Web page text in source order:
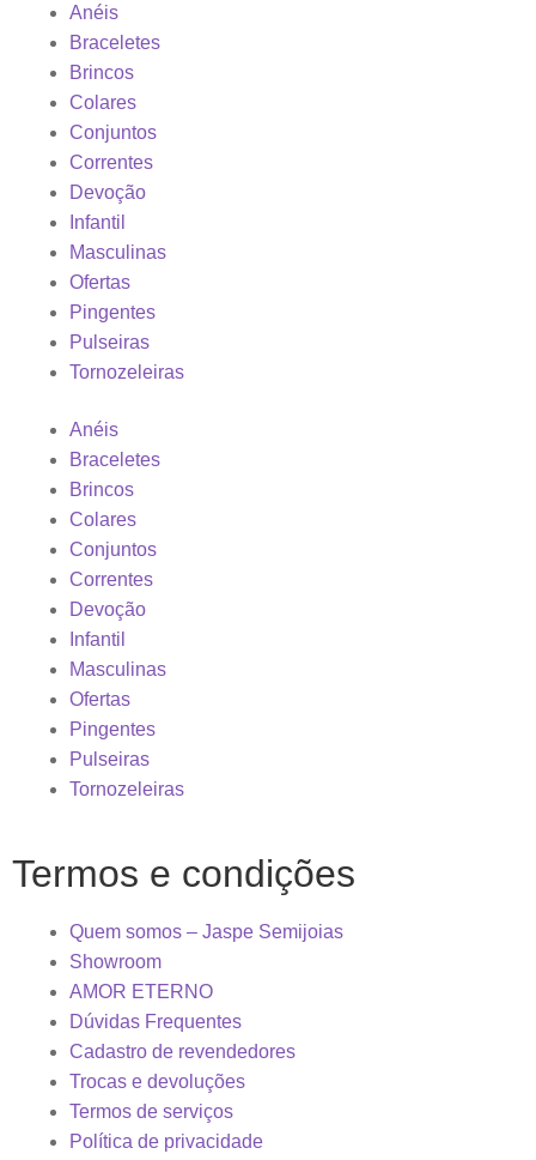
Anéis
Braceletes
Brincos
Colares
Conjuntos
Correntes
Devoção
Infantil
Masculinas
Ofertas
Pingentes
Pulseiras
Tornozeleiras
Anéis
Braceletes
Brincos
Colares
Conjuntos
Correntes
Devoção
Infantil
Masculinas
Ofertas
Pingentes
Pulseiras
Tornozeleiras
Termos e condições
Quem somos – Jaspe Semijoias
Showroom
AMOR ETERNO
Dúvidas Frequentes
Cadastro de revendedores
Trocas e devoluções
Termos de serviços
Política de privacidade